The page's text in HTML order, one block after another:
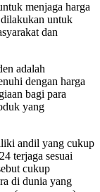
menjaga harga
untuk
dan
adalah
dengan harga
bagi para
yang
andil yang cukup
terjaga sesuai
cukup
di dunia yang